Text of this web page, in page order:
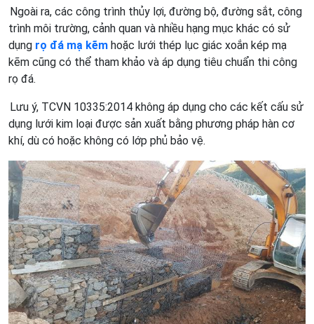
Ngoài ra, các công trình thủy lợi, đường bộ, đường sắt, công
trình môi trường, cảnh quan và nhiều hạng mục khác có sử
dụng rọ đá mạ kẽm hoặc lưới thép lục giác xoắn kép mạ
kẽm cũng có thể tham khảo và áp dụng tiêu chuẩn thi công
rọ đá.
Lưu ý, TCVN 10335:2014 không áp dụng cho các kết cấu sử
dụng lưới kim loại được sản xuất bằng phương pháp hàn cơ
khí, dù có hoặc không có lớp phủ bảo vệ.